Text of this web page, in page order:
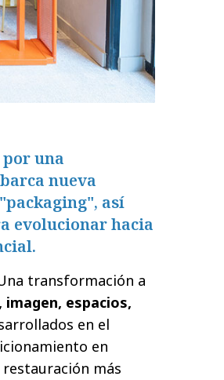
por una
nueva
así
evolucionar hacia
transformación a
espacios,
en el
en
más